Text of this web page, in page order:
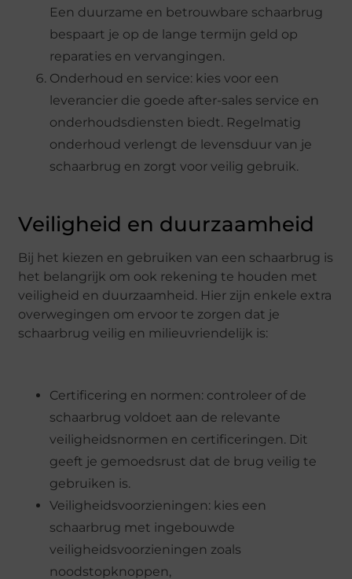
Een duurzame en betrouwbare schaarbrug
bespaart je op de lange termijn geld op
reparaties en vervangingen.
Onderhoud en service: kies voor een
leverancier die goede after-sales service en
onderhoudsdiensten biedt. Regelmatig
onderhoud verlengt de levensduur van je
schaarbrug en zorgt voor veilig gebruik.
Veiligheid en duurzaamheid
Bij het kiezen en gebruiken van een schaarbrug is
het belangrijk om ook rekening te houden met
veiligheid en duurzaamheid. Hier zijn enkele extra
overwegingen om ervoor te zorgen dat je
schaarbrug veilig en milieuvriendelijk is:
Certificering en normen: controleer of de
schaarbrug voldoet aan de relevante
veiligheidsnormen en certificeringen. Dit
geeft je gemoedsrust dat de brug veilig te
gebruiken is.
Veiligheidsvoorzieningen: kies een
schaarbrug met ingebouwde
veiligheidsvoorzieningen zoals
noodstopknoppen,